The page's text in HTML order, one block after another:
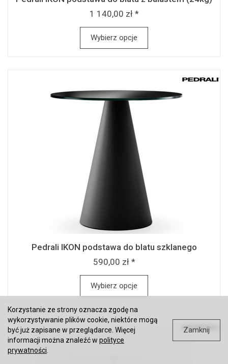
1 140,00 zł *
Wybierz opcje
Pedrali IKON podstawa do blatu szklanego
590,00 zł *
Wybierz opcje
Korzystanie ze strony oznacza zgodę na
wykorzystywanie plików cookie, niektóre mogą
być już zapisane w przeglądarce. Więcej
informacji można znaleźć w polityce
prywatności
Zamknij